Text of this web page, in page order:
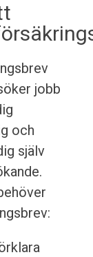
jobb
och
själv